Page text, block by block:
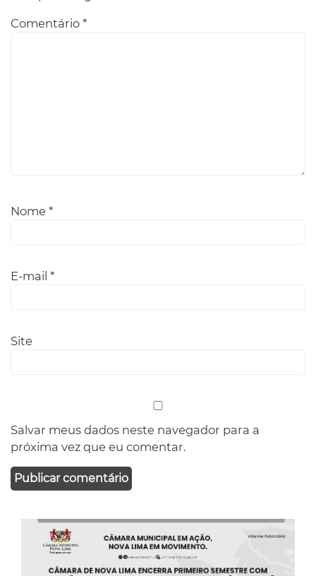
Comentário *
Nome *
E-mail *
Site
Salvar meus dados neste navegador para a
próxima vez que eu comentar.